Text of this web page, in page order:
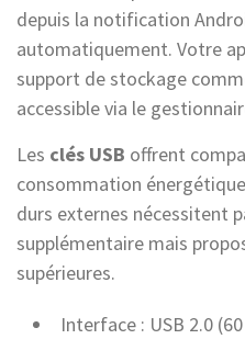
depuis la notification
automatiquement. Votre
support de stockage
accessible via le
Les clés USB offrent
consommation
durs externes nécessitent
supplémentaire mais
supérieures.
Interface : USB 2.0